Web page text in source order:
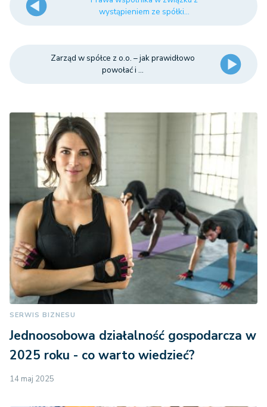
wystąpieniem ze spółki...
Zarząd w spółce z o.o. – jak prawidłowo
powołać i ...
SERWIS BIZNESU
Jednoosobowa działalność gospodarcza w
2025 roku - co warto wiedzieć?
14 maj 2025